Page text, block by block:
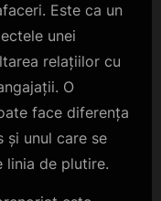
Este ca un
unei
relațiilor cu
O
face diferența
și unul care se
linia de plutire.